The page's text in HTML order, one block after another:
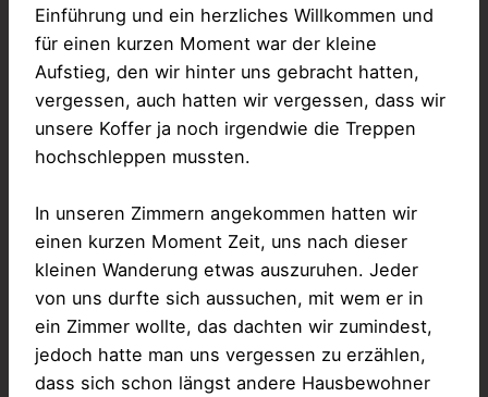
Einführung und ein herzliches Willkommen und
für einen kurzen Moment war der kleine
Aufstieg, den wir hinter uns gebracht hatten,
vergessen, auch hatten wir vergessen, dass wir
unsere Koffer ja noch irgendwie die Treppen
hochschleppen mussten.
In unseren Zimmern angekommen hatten wir
einen kurzen Moment Zeit, uns nach dieser
kleinen Wanderung etwas auszuruhen. Jeder
von uns durfte sich aussuchen, mit wem er in
ein Zimmer wollte, das dachten wir zumindest,
jedoch hatte man uns vergessen zu erzählen,
dass sich schon längst andere Hausbewohner